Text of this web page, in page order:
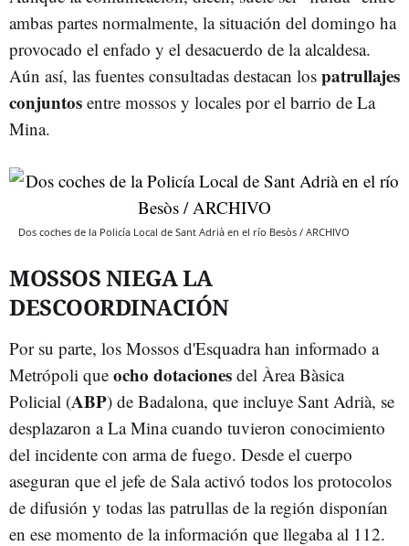
ambas partes normalmente, la situación del domingo ha
provocado el enfado y el desacuerdo de la alcaldesa.
Aún así, las fuentes consultadas destacan los patrullajes
conjuntos entre mossos y locales por el barrio de La
Mina.
Dos coches de la Policía Local de Sant Adrià en el río Besòs / ARCHIVO
MOSSOS NIEGA LA
DESCOORDINACIÓN
Por su parte, los Mossos d'Esquadra han informado a
Metrópoli que ocho dotaciones del Àrea Bàsica
Policial (ABP) de Badalona, que incluye Sant Adrià, se
desplazaron a La Mina cuando tuvieron conocimiento
del incidente con arma de fuego. Desde el cuerpo
aseguran que el jefe de Sala activó todos los protocolos
de difusión y todas las patrullas de la región disponían
en ese momento de la información que llegaba al 112.